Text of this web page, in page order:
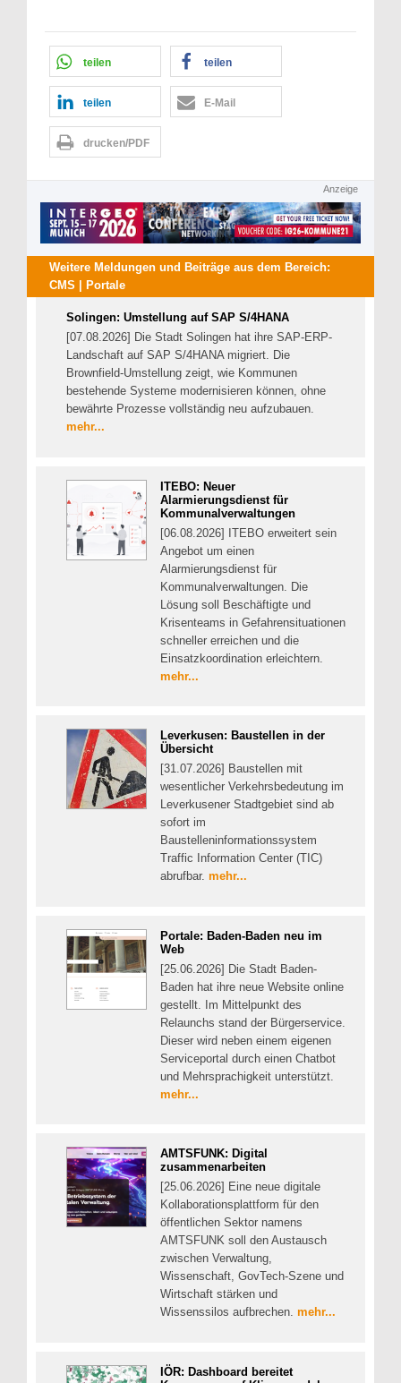
teilen teilen
teilen E-Mail
drucken/PDF
Anzeige
Weitere Meldungen und Beiträge aus dem Bereich:
CMS | Portale
Solingen: Umstellung auf SAP S/4HANA
[07.08.2026] Die Stadt Solingen hat ihre SAP-ERP-
Landschaft auf SAP S/4HANA migriert. Die
Brownfield-Umstellung zeigt, wie Kommunen
bestehende Systeme modernisieren können, ohne
bewährte Prozesse vollständig neu aufzubauen.
mehr...
ITEBO: Neuer
Alarmierungsdienst für
Kommunalverwaltungen
[06.08.2026] ITEBO erweitert sein
Angebot um einen
Alarmierungsdienst für
Kommunalverwaltungen. Die
Lösung soll Beschäftigte und
Krisenteams in Gefahrensituationen
schneller erreichen und die
Einsatzkoordination erleichtern.
mehr...
Leverkusen: Baustellen in der
Übersicht
[31.07.2026] Baustellen mit
wesentlicher Verkehrsbedeutung im
Leverkusener Stadtgebiet sind ab
sofort im
Baustelleninformationssystem
Traffic Information Center (TIC)
abrufbar. mehr...
Portale: Baden-Baden neu im
Web
[25.06.2026] Die Stadt Baden-
Baden hat ihre neue Website online
gestellt. Im Mittelpunkt des
Relaunchs stand der Bürgerservice.
Dieser wird neben einem eigenen
Serviceportal durch einen Chatbot
und Mehrsprachigkeit unterstützt.
mehr...
AMTSFUNK: Digital
zusammenarbeiten
[25.06.2026] Eine neue digitale
Kollaborationsplattform für den
öffentlichen Sektor namens
AMTSFUNK soll den Austausch
zwischen Verwaltung,
Wissenschaft, GovTech-Szene und
Wirtschaft stärken und
Wissenssilos aufbrechen. mehr...
IÖR: Dashboard bereitet